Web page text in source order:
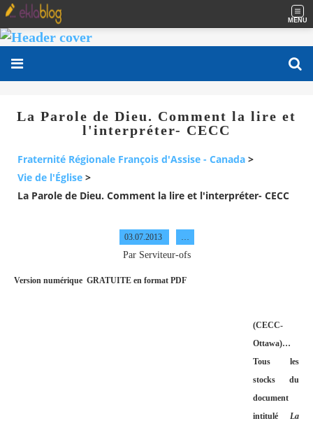
MENU
La Parole de Dieu. Comment la lire et
l'interpréter- CECC
Fraternité Régionale François d'Assise - Canada >
Vie de l'Église >
La Parole de Dieu. Comment la lire et l'interpréter- CECC
03.07.2013
Par Serviteur-ofs
Version numérique GRATUITE en format PDF
(CECC-
Ottawa)…
Tous les
stocks du
document
intitulé La